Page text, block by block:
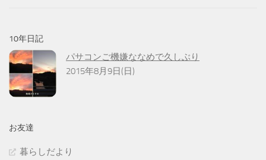
10年日記
パサコンご機嫌ななめで久しぶり
2015年8月9日(日)
お友達
暮らしだより